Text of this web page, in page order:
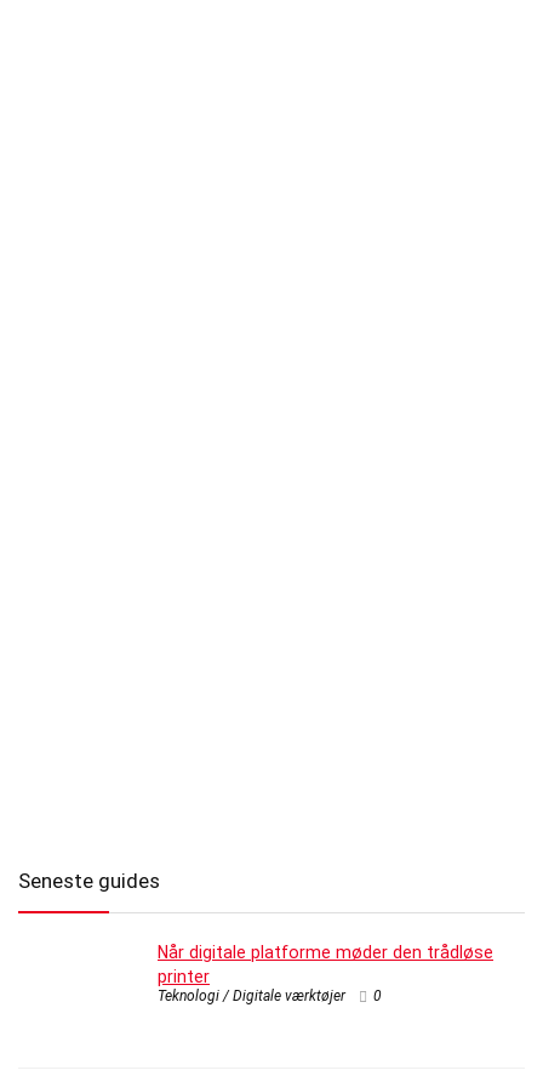
Seneste guides
Når digitale platforme møder den trådløse
printer
Teknologi / Digitale værktøjer 0